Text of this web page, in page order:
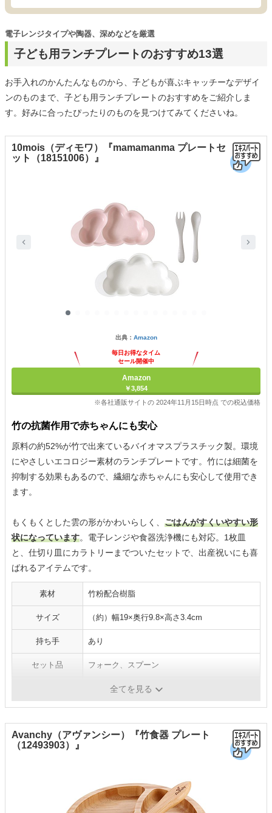
子ども用ランチプレートのおすすめ13選
電子レンジタイプや陶器、深めなどを厳選
お手入れのかんたんなものから、子どもが喜ぶキャッチーなデザイ
ンのものまで、子ども用ランチプレートのおすすめをご紹介しま
す。好みに合ったぴったりのものを見つけてみてくださいね。
10mois（ディモワ）『mamamanma プレートセ
ット（18151006）』
出典： Amazon
毎日お得なタイム
セール開催中
Amazon
￥3,854
※各社通販サイトの 2024年11月15日時点 での税込価格
竹の抗菌作用で赤ちゃんにも安心
原料の約52%が竹で出来ているバイオマスプラスチック製。環境
にやさしいエコロジー素材のランチプレートです。竹には細菌を
抑制する効果もあるので、繊細な赤ちゃんにも安心して使用でき
ます。
もくもくとした雲の形がかわいらしく、 ごはんがすくいやすい形
状になっています。電子レンジや食器洗浄機にも対応。1枚皿
と、仕切り皿にカラトリーまでついたセットで、出産祝いにも喜
ばれるアイテムです。
素材 竹粉配合樹脂
サイズ （約）幅19×奥行9.8×高さ3.4cm
持ち手 あり
セット品 フォーク、スプーン
全てを見る
Avanchy（アヴァンシー）『竹食器 プレート
（12493903）』